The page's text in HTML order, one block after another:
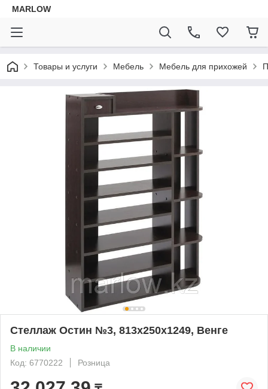
MARLOW
Товары и услуги Мебель Мебель для прихожей
Стеллаж Остин №3, 813х250х1249, Венге
В наличии
Код: 6770222
Розница